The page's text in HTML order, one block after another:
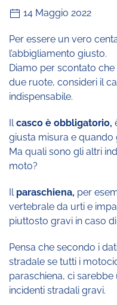
14 Maggio 2022
Per essere un vero
l’abbigliamento giusto.
Diamo per scontato
due ruote, consideri il
indispensabile.
Ilcasco è obbligatorio,
giusta misura e quando
Ma quali sono gli altri
moto?
Il paraschiena, per
vertebrale da urti e
piuttosto gravi in caso
Pensa che secondo i
stradale se tutti i
paraschiena, ci
incidenti stradali gravi.